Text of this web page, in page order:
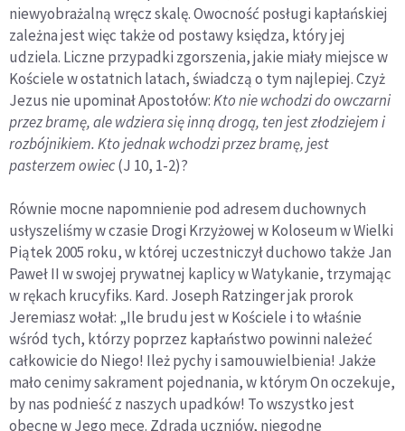
niewyobrażalną wręcz skalę. Owocność posługi kapłańskiej
zależna jest więc także od po­stawy księdza, który jej
udziela. Liczne przypadki zgorszenia, jakie miały miejsce w
Kościele w ostatnich latach, świadczą o tym najlepiej. Czyż
Je­zus nie upominał Apostołów:Kto nie wchodzi do owczarni
przez bramę, ale wdziera się inną drogą, ten jest złodziejem i
rozbójnikiem. Kto jednak wchodzi przez bramę, jest
pasterzem owiec(J 10, 1-2)?
Równie mocne napomnienie pod adresem duchownych
usłyszeliśmy w czasie Drogi Krzyżowej w Koloseum w Wielki
Piątek 2005 roku, w któ­rej uczestniczył duchowo także Jan
Paweł II w swojej prywatnej kaplicy w Watykanie, trzymając
w rękach krucyfiks. Kard. Joseph Ratzinger jak prorok
Jeremiasz wołał: „Ile brudu jest w Kościele i to właśnie
wśród tych, którzy poprzez kapłaństwo powinni należeć
całkowicie do Niego! Ileż py­chy i samouwielbienia! Jakże
mało cenimy sakrament pojednania, w któ­rym On oczekuje,
by nas podnieść z naszych upadków! To wszystko jest
obecne w Jego męce. Zdrada uczniów, niegodne